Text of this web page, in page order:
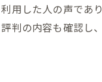
用した人の声であ
判の内容も確認し